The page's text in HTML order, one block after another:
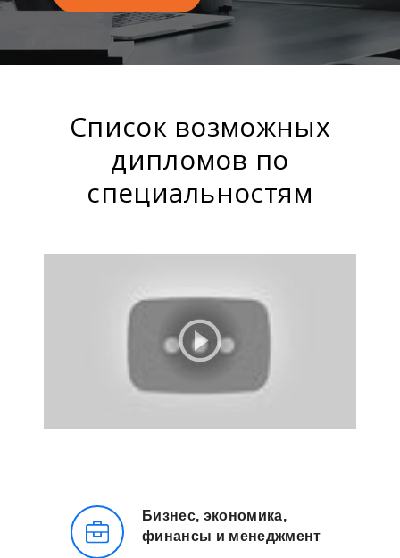
Список возможных
дипломов по
специальностям
Бизнес, экономика,
финансы и менеджмент